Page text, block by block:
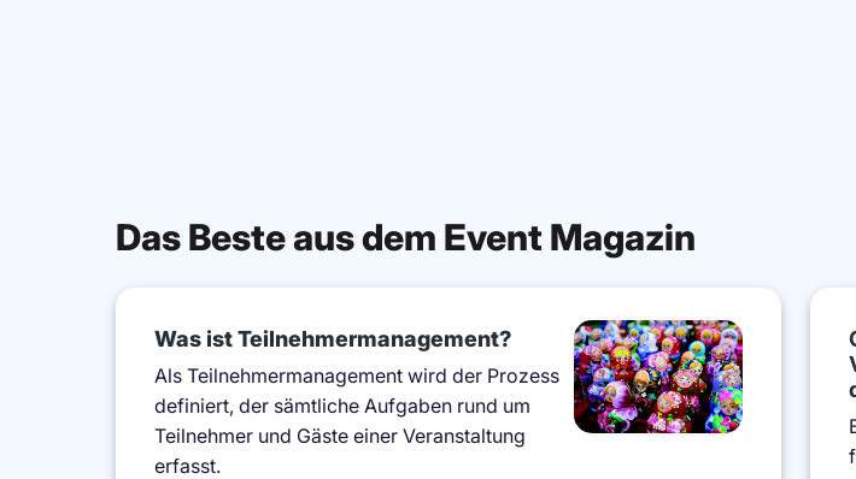
Das Beste aus dem Event Magazin
Was ist Teilnehmermanagement?
Als Teilnehmermanagement wird der Prozess
definiert, der sämtliche Aufgaben rund um
Teilnehmer und Gäste einer Veranstaltung
erfasst.